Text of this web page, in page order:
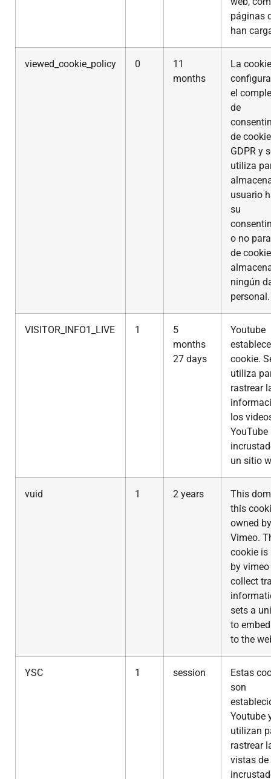
páginas
han
viewed_cookie_policy 0
11
months
La
el
de
de
GDPR y
utiliza
usuario
su
o no
de
ningún
personal.
VISITOR_INFO1_LIVE 1
5
months
27 days
Youtube
cookie.
utiliza
rastrear
los
YouTube
un sitio
vuid 1 2 years
This
this
owned by
Vimeo.
cookie is
by
collect
sets a
to
to the
YSC 1 session
Estas
son
Youtube
utilizan
rastrear
vistas de